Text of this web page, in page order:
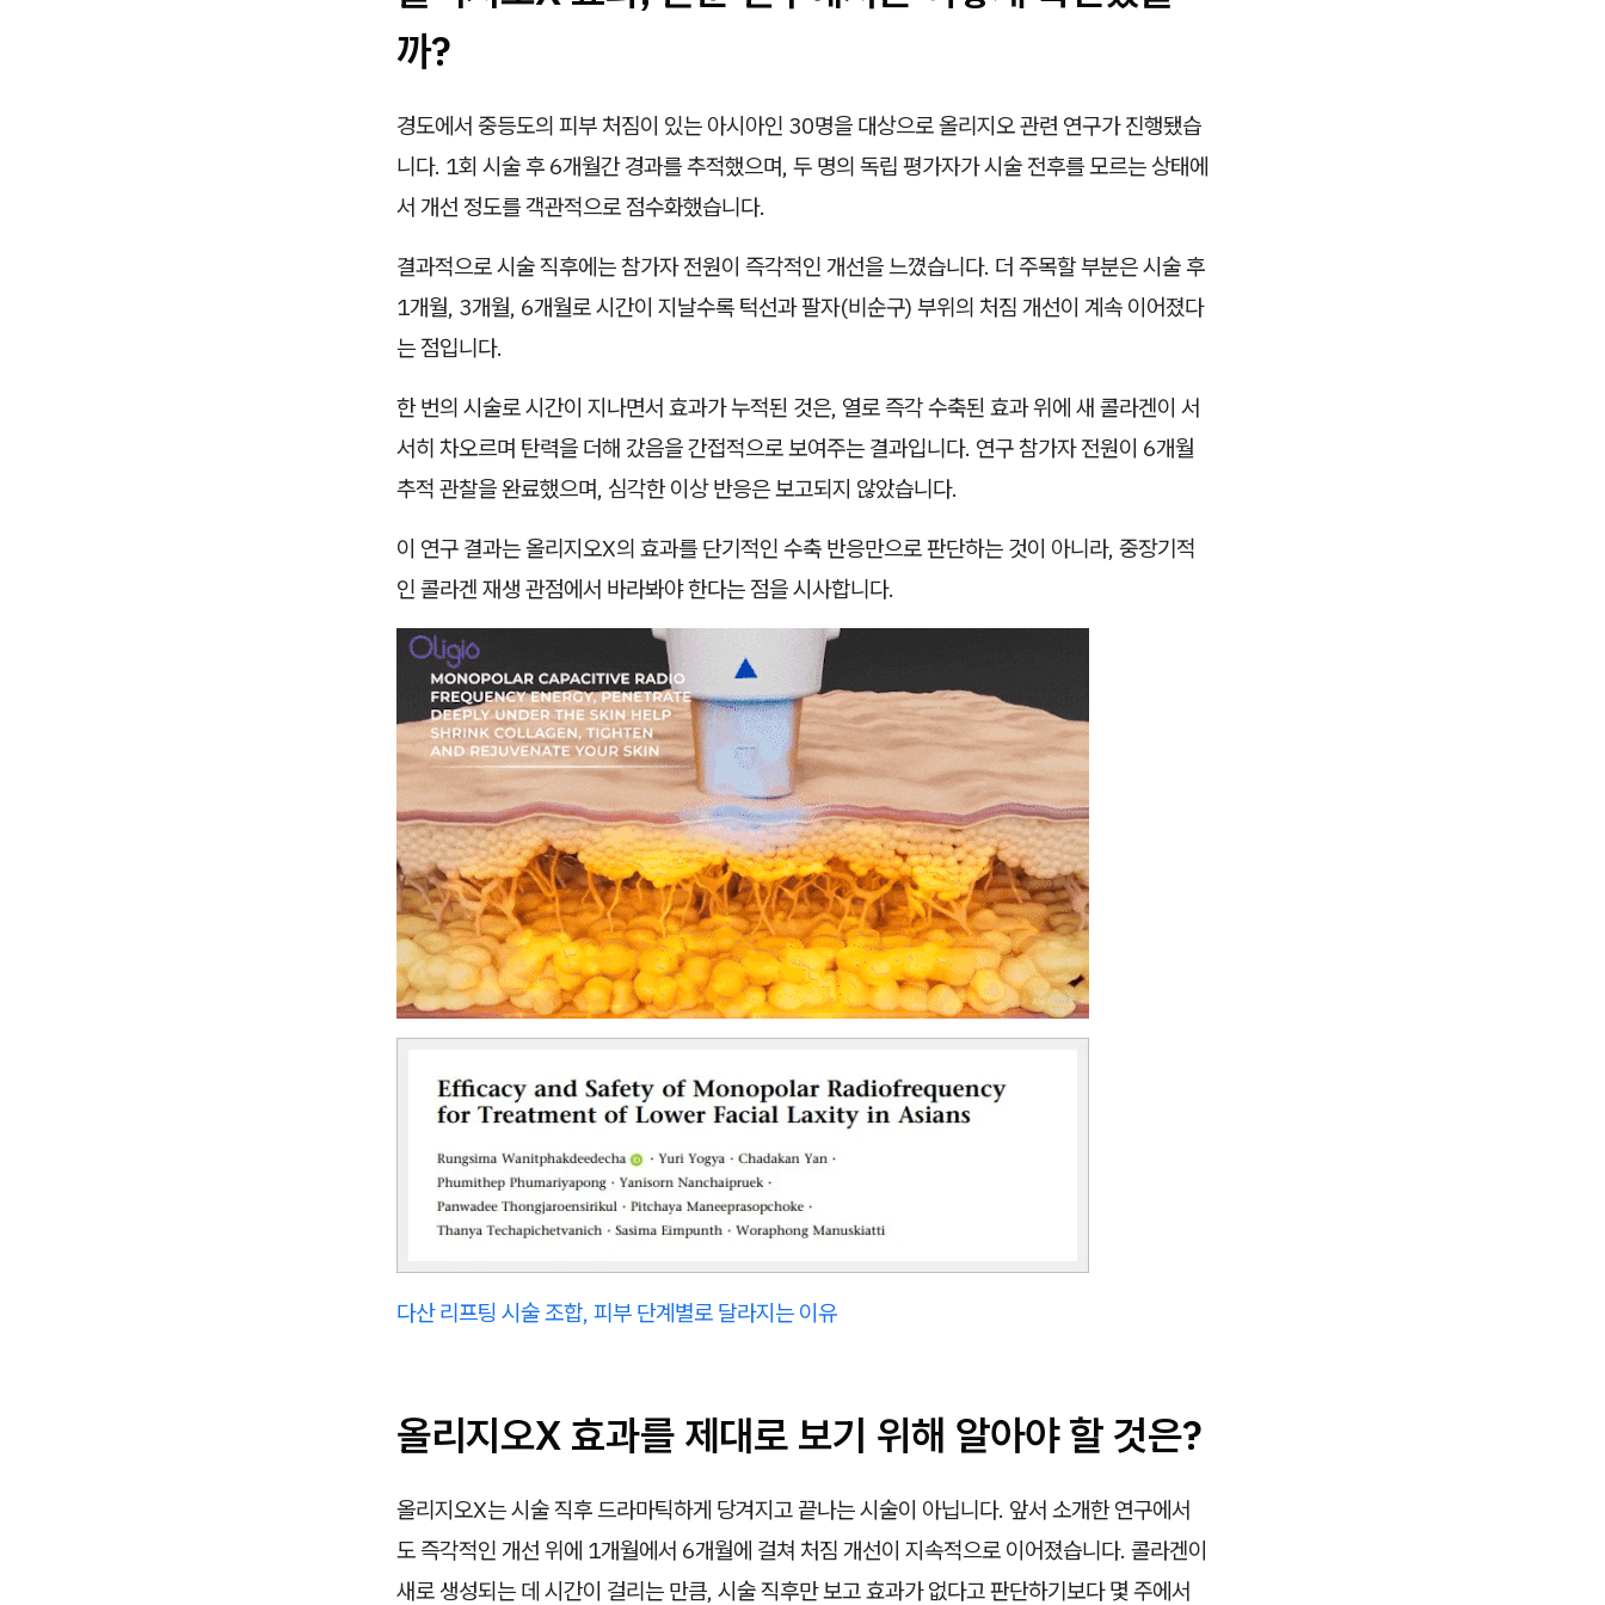
까?
경도에서 중등도의 피부 처짐이 있는 아시아인 30명을 대상으로 올리지오 관련 연구가 진행됐습
니다. 1회 시술 후 6개월간 경과를 추적했으며, 두 명의 독립 평가자가 시술 전후를 모르는 상태에
서 개선 정도를 객관적으로 점수화했습니다.
결과적으로 시술 직후에는 참가자 전원이 즉각적인 개선을 느꼈습니다. 더 주목할 부분은 시술 후
1개월, 3개월, 6개월로 시간이 지날수록 턱선과 팔자(비순구) 부위의 처짐 개선이 계속 이어졌다
는 점입니다.
한 번의 시술로 시간이 지나면서 효과가 누적된 것은, 열로 즉각 수축된 효과 위에 새 콜라겐이 서
서히 차오르며 탄력을 더해 갔음을 간접적으로 보여주는 결과입니다. 연구 참가자 전원이 6개월
추적 관찰을 완료했으며, 심각한 이상 반응은 보고되지 않았습니다.
이 연구 결과는 올리지오X의 효과를 단기적인 수축 반응만으로 판단하는 것이 아니라, 중장기적
인 콜라겐 재생 관점에서 바라봐야 한다는 점을 시사합니다.
다산 리프팅 시술 조합, 피부 단계별로 달라지는 이유
올리지오X 효과를 제대로 보기 위해 알아야 할 것은?
올리지오X는 시술 직후 드라마틱하게 당겨지고 끝나는 시술이 아닙니다. 앞서 소개한 연구에서
도 즉각적인 개선 위에 1개월에서 6개월에 걸쳐 처짐 개선이 지속적으로 이어졌습니다. 콜라겐이
새로 생성되는 데 시간이 걸리는 만큼, 시술 직후만 보고 효과가 없다고 판단하기보다 몇 주에서